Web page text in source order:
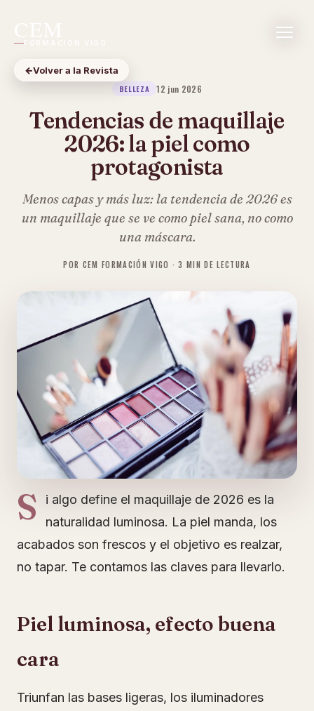
←Volver a la Revista
BELLEZA
12 jun 2026
Tendencias de maquillaje
2026: la piel como
protagonista
Menos capas y más luz: la tendencia de 2026 es
un maquillaje que se ve como piel sana, no como
una máscara.
POR CEM FORMACIÓN VIGO · 3 MIN DE LECTURA
S
i algo define el maquillaje de 2026 es la
naturalidad luminosa. La piel manda, los
acabados son frescos y el objetivo es realzar,
no tapar. Te contamos las claves para llevarlo.
Piel luminosa, efecto buena
cara
Triunfan las bases ligeras, los iluminadores